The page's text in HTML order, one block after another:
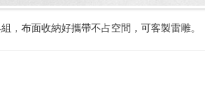
，布面收納好攜帶不占空間，可客製雷雕。